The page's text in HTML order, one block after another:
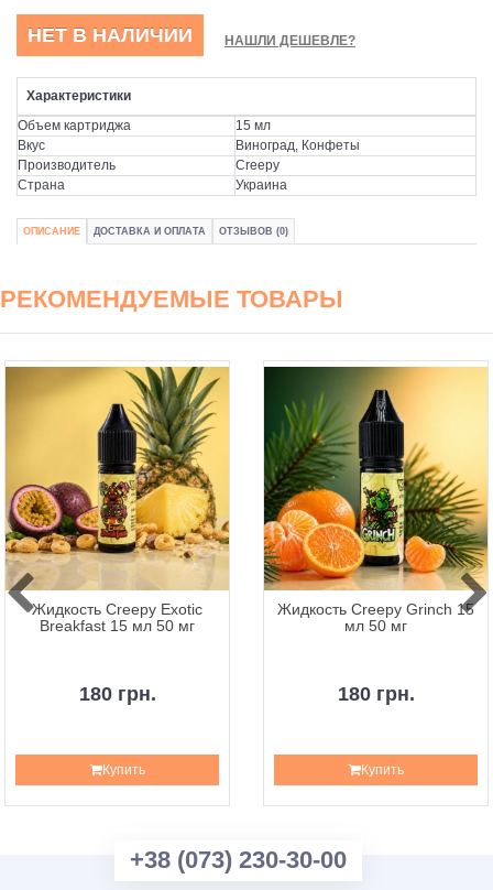
НЕТ В НАЛИЧИИ НАШЛИ ДЕШЕВЛЕ?
Характеристики
Объем картриджа
15 мл
Вкус
Виноград, Конфеты
Производитель
Creepy
Страна
Украина
ОПИСАНИЕ ДОСТАВКА И ОПЛАТА ОТЗЫВОВ (0)
РЕКОМЕНДУЕМЫЕ ТОВАРЫ
Жидкость Creepy Exotic
Breakfast 15 мл 50 мг
180 грн.
Купить
Жидкость Creepy Grinch 15
мл 50 мг
180 грн.
Купить
+38 (073) 230-30-00